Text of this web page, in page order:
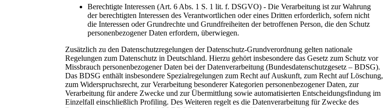
Berechtigte Interessen (Art. 6 Abs. 1 S. 1 lit. f. DSGVO) - Die Verarbeitung ist zur Wahrung
der berechtigten Interessen des Verantwortlichen oder eines Dritten erforderlich, sofern nicht
die Interessen oder Grundrechte und Grundfreiheiten der betroffenen Person, die den Schutz
personenbezogener Daten erfordern, überwiegen.
Zusätzlich zu den Datenschutzregelungen der Datenschutz-Grundverordnung gelten nationale
Regelungen zum Datenschutz in Deutschland. Hierzu gehört insbesondere das Gesetz zum Schutz vor
Missbrauch personenbezogener Daten bei der Datenverarbeitung (Bundesdatenschutzgesetz – BDSG).
Das BDSG enthält insbesondere Spezialregelungen zum Recht auf Auskunft, zum Recht auf Löschung,
zum Widerspruchsrecht, zur Verarbeitung besonderer Kategorien personenbezogener Daten, zur
Verarbeitung für andere Zwecke und zur Übermittlung sowie automatisierten Entscheidungsfindung im
Einzelfall einschließlich Profiling. Des Weiteren regelt es die Datenverarbeitung für Zwecke des